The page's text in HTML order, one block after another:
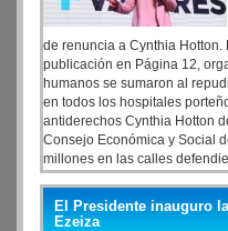
de renuncia a Cynthia
publicación en Página 12,
humanos se sumaron al
en todos los hospitales
antiderechos Cynthia Hotton
Consejo Económica y Social
millones en las calles
y no vamos a permitir que
proceso electoral”, planteó el
El Presidente inauguro
Ezeiza